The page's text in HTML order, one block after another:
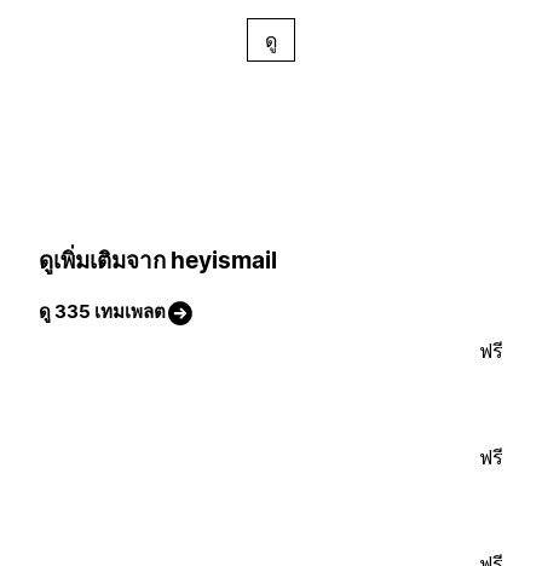
ดู
ดูเพิ่มเติมจาก heyismail
ดู 335 เทมเพลต
ฟรี
ฟรี